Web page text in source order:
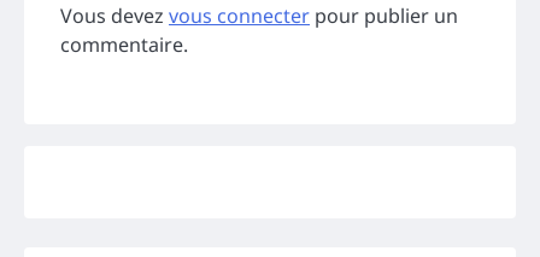
Vous devez vous connecter pour publier un
commentaire.